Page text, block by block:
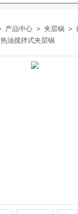
产品中心 >夹层锅 >
油搅拌式夹层锅